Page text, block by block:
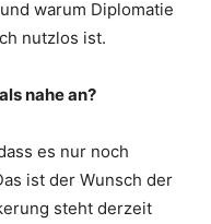
warum Diplomatie
nutzlos ist.
nahe an?
es nur noch
ist der Wunsch der
steht derzeit